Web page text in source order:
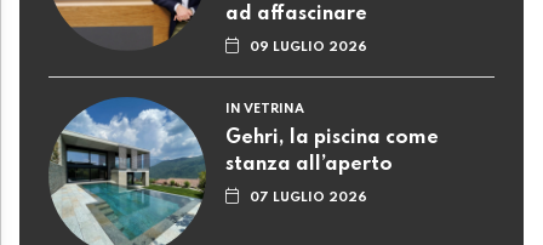
ad affascinare
09 LUGLIO 2026
IN VETRINA
Gehri, la piscina come
stanza all’aperto
07 LUGLIO 2026